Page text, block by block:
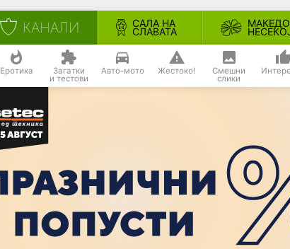
КАНАЛИ САЛА НА
СЛАВАТА
Еротика Загатки
и тестови
Авто-мото Жестоко! Смешни
слики